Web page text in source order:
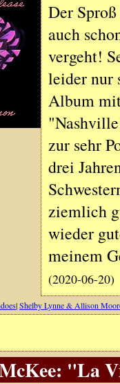
Der
auch
vergeht!
leider nur
Album
zur sehr
drei
ziemlich
wieder
meinem
(2020-06-20)
|Shelby Lynne & Allison
"La